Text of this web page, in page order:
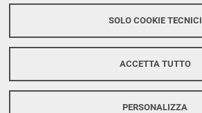
SOLO COOKIE TECNICI
ACCETTA TUTTO
PERSONALIZZA
Dichiarazione di accessibilità
Protezione dati personali